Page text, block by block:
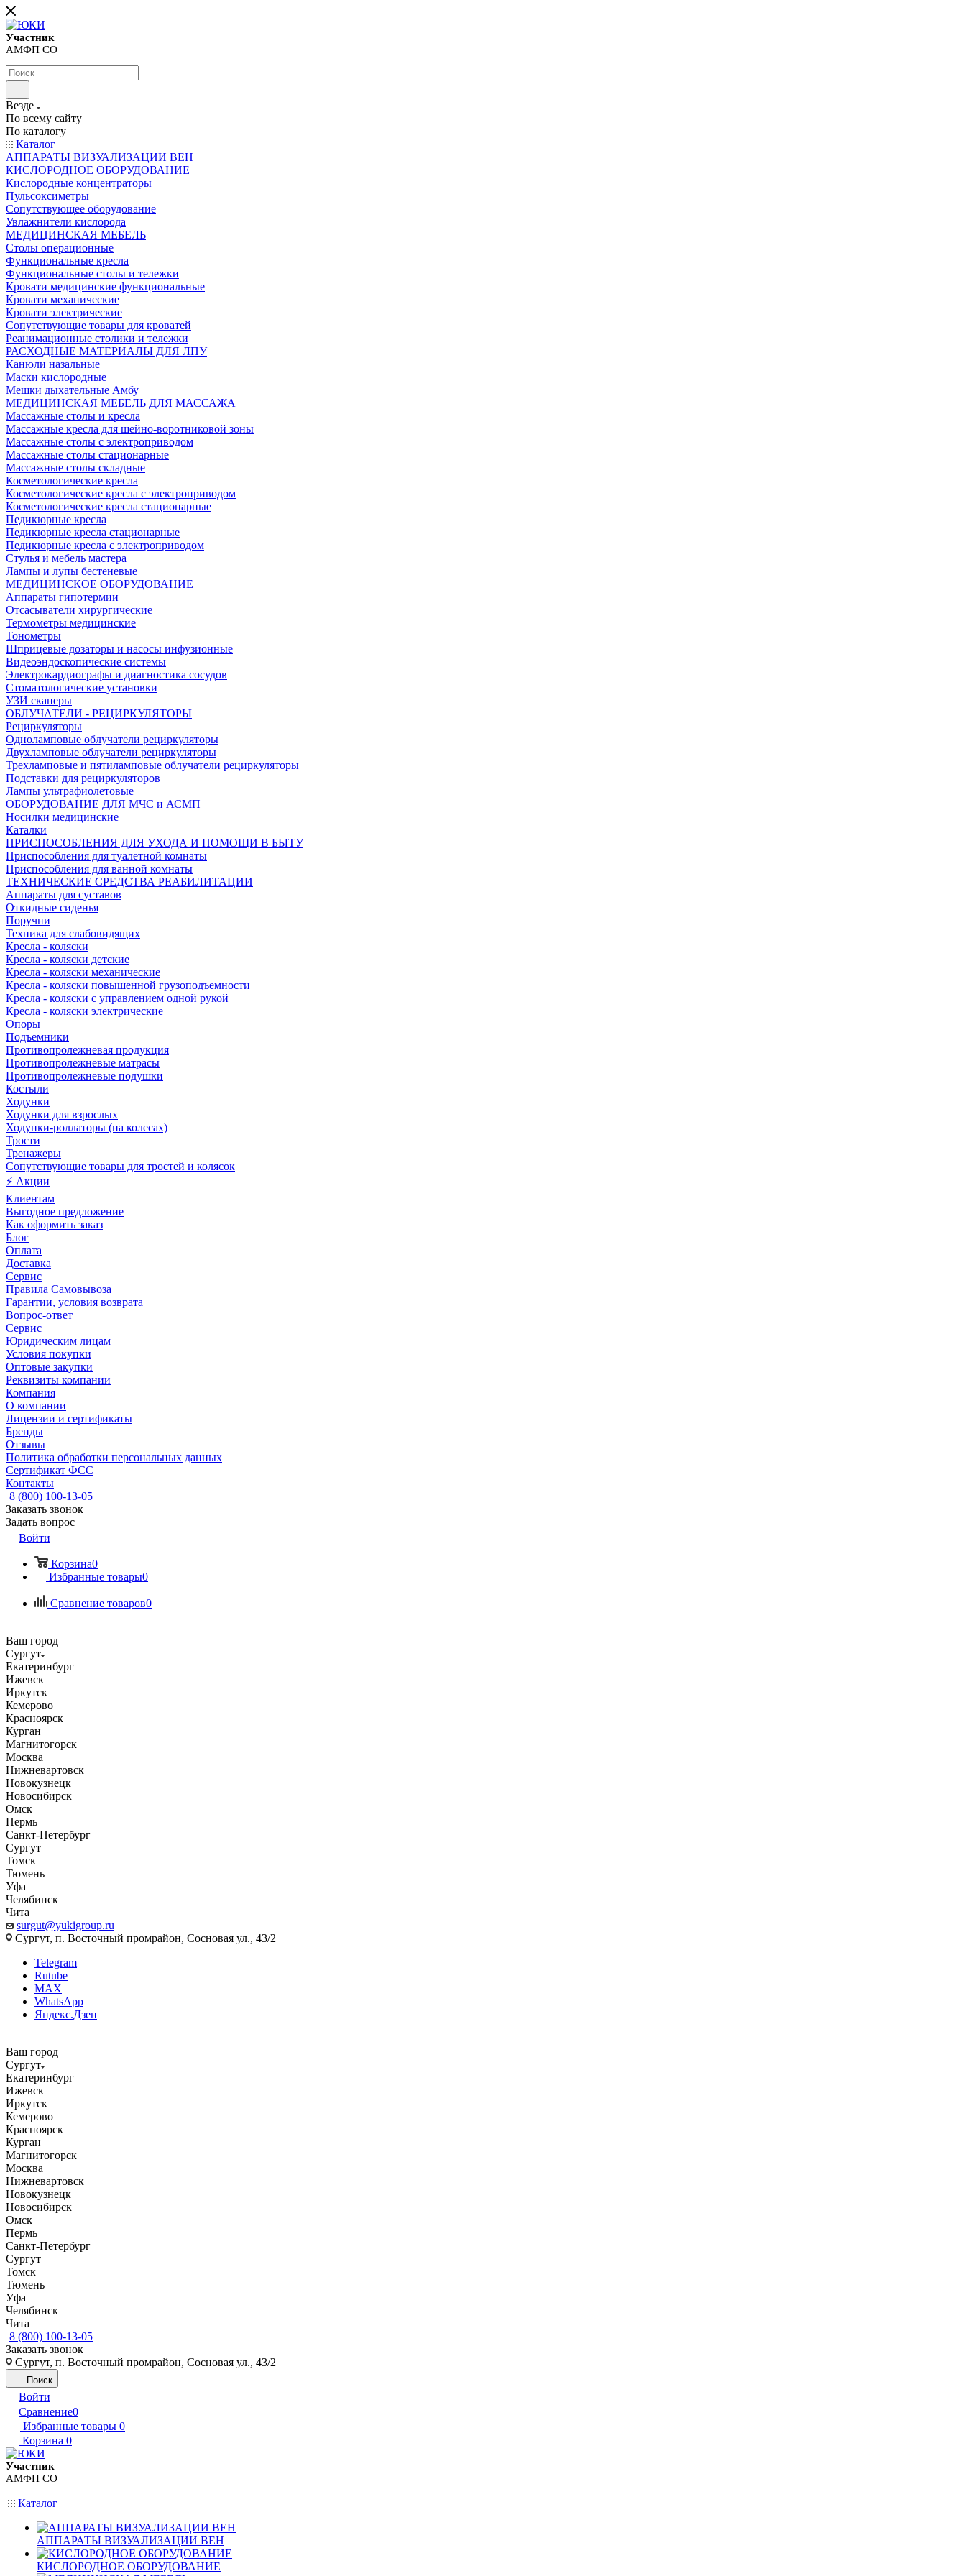
Участник
АМФП СО
Везде
По всему сайту
По каталогу
Каталог
АППАРАТЫ ВИЗУАЛИЗАЦИИ ВЕН
КИСЛОРОДНОЕ ОБОРУДОВАНИЕ
Кислородные концентраторы
Пульсоксиметры
Сопутствующее оборудование
Увлажнители кислорода
МЕДИЦИНСКАЯ МЕБЕЛЬ
Столы операционные
Функциональные кресла
Функциональные столы и тележки
Кровати медицинские функциональные
Кровати механические
Кровати электрические
Сопутствующие товары для кроватей
Реанимационные столики и тележки
РАСХОДНЫЕ МАТЕРИАЛЫ ДЛЯ ЛПУ
Канюли назальные
Маски кислородные
Мешки дыхательные Амбу
МЕДИЦИНСКАЯ МЕБЕЛЬ ДЛЯ МАССАЖА
Массажные столы и кресла
Массажные кресла для шейно-воротниковой зоны
Массажные столы с электроприводом
Массажные столы стационарные
Массажные столы складные
Косметологические кресла
Косметологические кресла с электроприводом
Косметологические кресла стационарные
Педикюрные кресла
Педикюрные кресла стационарные
Педикюрные кресла с электроприводом
Стулья и мебель мастера
Лампы и лупы бестеневые
МЕДИЦИНСКОЕ ОБОРУДОВАНИЕ
Аппараты гипотермии
Отсасыватели хирургические
Термометры медицинские
Тонометры
Шприцевые дозаторы и насосы инфузионные
Видеоэндоскопические системы
Электрокардиографы и диагностика сосудов
Стоматологические установки
УЗИ сканеры
ОБЛУЧАТЕЛИ - РЕЦИРКУЛЯТОРЫ
Рециркуляторы
Одноламповые облучатели рециркуляторы
Двухламповые облучатели рециркуляторы
Трехламповые и пятиламповые облучатели рециркуляторы
Подставки для рециркуляторов
Лампы ультрафиолетовые
ОБОРУДОВАНИЕ ДЛЯ МЧС и АСМП
Носилки медицинские
Каталки
ПРИСПОСОБЛЕНИЯ ДЛЯ УХОДА И ПОМОЩИ В БЫТУ
Приспособления для туалетной комнаты
Приспособления для ванной комнаты
ТЕХНИЧЕСКИЕ СРЕДСТВА РЕАБИЛИТАЦИИ
Аппараты для суставов
Откидные сиденья
Поручни
Техника для слабовидящих
Кресла - коляски
Кресла - коляски детские
Кресла - коляски механические
Кресла - коляски повышенной грузоподъемности
Кресла - коляски с управлением одной рукой
Кресла - коляски электрические
Опоры
Подъемники
Противопролежневая продукция
Противопролежневые матрасы
Противопролежневые подушки
Костыли
Ходунки
Ходунки для взрослых
Ходунки-роллаторы (на колесах)
Трости
Тренажеры
Сопутствующие товары для тростей и колясок
⚡ Акции
Клиентам
Выгодное предложение
Как оформить заказ
Блог
Оплата
Доставка
Сервис
Правила Самовывоза
Гарантии, условия возврата
Вопрос-ответ
Сервис
Юридическим лицам
Условия покупки
Оптовые закупки
Реквизиты компании
Компания
О компании
Лицензии и сертификаты
Бренды
Отзывы
Политика обработки персональных данных
Сертификат ФСС
Контакты
8 (800) 100-13-05
Заказать звонок
Задать вопрос
Войти
Корзина0
Избранные товары0
Сравнение товаров0
Ваш город
Сургут
Екатеринбург
Ижевск
Иркутск
Кемерово
Красноярск
Курган
Магнитогорск
Москва
Нижневартовск
Новокузнецк
Новосибирск
Омск
Пермь
Санкт-Петербург
Сургут
Томск
Тюмень
Уфа
Челябинск
Чита
surgut@yukigroup.ru
Сургут, п. Восточный промрайон, Сосновая ул., 43/2
Telegram
Rutube
MAX
WhatsApp
Яндекс.Дзен
Ваш город
Сургут
Екатеринбург
Ижевск
Иркутск
Кемерово
Красноярск
Курган
Магнитогорск
Москва
Нижневартовск
Новокузнецк
Новосибирск
Омск
Пермь
Санкт-Петербург
Сургут
Томск
Тюмень
Уфа
Челябинск
Чита
8 (800) 100-13-05
Заказать звонок
Сургут, п. Восточный промрайон, Сосновая ул., 43/2
Поиск
Войти
Сравнение0
Избранные товары 0
Корзина 0
Участник
АМФП СО
Каталог
АППАРАТЫ ВИЗУАЛИЗАЦИИ ВЕН
КИСЛОРОДНОЕ ОБОРУДОВАНИЕ